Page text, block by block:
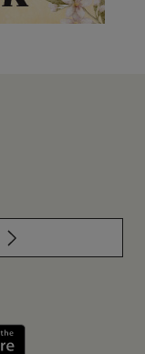
meg: Google